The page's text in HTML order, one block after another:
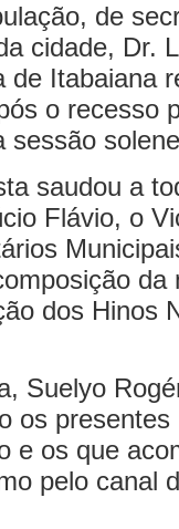
de
cidade, Dr.
de Itabaiana
o recesso
sessão
saudou a
Flávio, o
da
dos Hinos
Suelyo
os
e os que
pelo canal